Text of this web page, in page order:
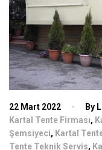
22 Mart 2022 By
Kartal Tente Firması,
Şemsiyeci, Kartal
Tente Teknik Servis,